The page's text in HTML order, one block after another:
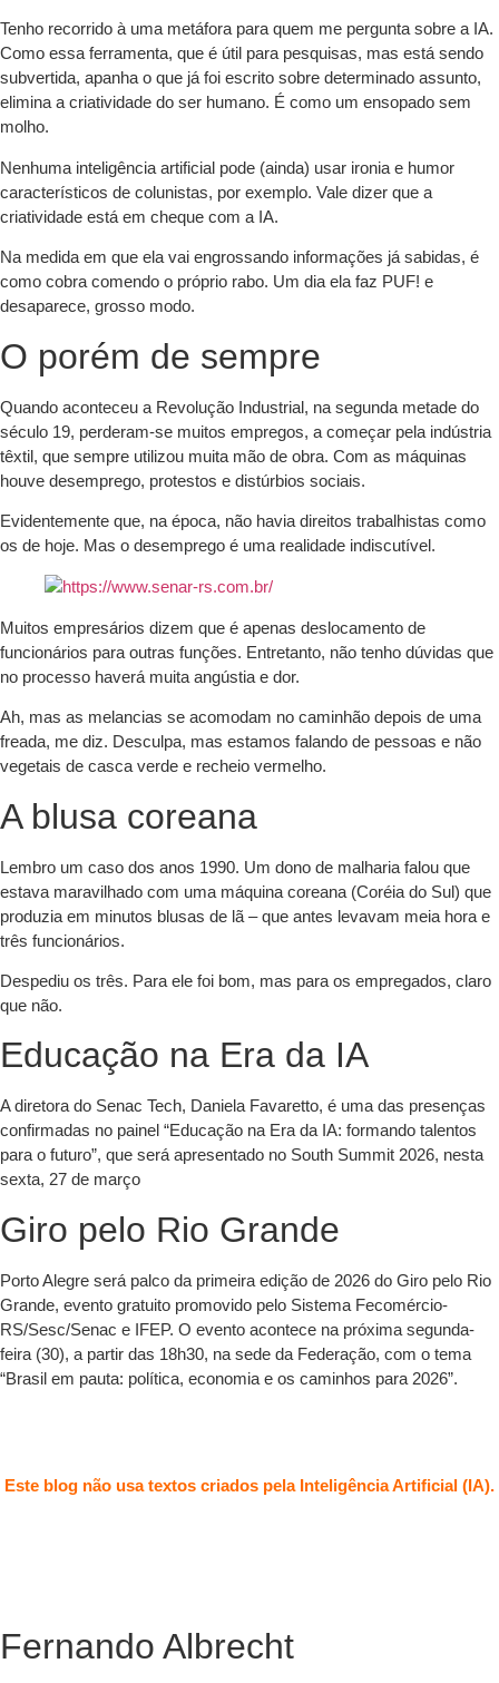
Tenho recorrido à uma metáfora para quem me pergunta sobre a IA.
Como essa ferramenta, que é útil para pesquisas, mas está sendo
subvertida, apanha o que já foi escrito sobre determinado assunto,
elimina a criatividade do ser humano. É como um ensopado sem
molho.
Nenhuma inteligência artificial pode (ainda) usar ironia e humor
característicos de colunistas, por exemplo. Vale dizer que a
criatividade está em cheque com a IA.
Na medida em que ela vai engrossando informações já sabidas, é
como cobra comendo o próprio rabo. Um dia ela faz PUF! e
desaparece, grosso modo.
O porém de sempre
Quando aconteceu a Revolução Industrial, na segunda metade do
século 19, perderam-se muitos empregos, a começar pela indústria
têxtil, que sempre utilizou muita mão de obra. Com as máquinas
houve desemprego, protestos e distúrbios sociais.
Evidentemente que, na época, não havia direitos trabalhistas como
os de hoje. Mas o desemprego é uma realidade indiscutível.
Muitos empresários dizem que é apenas deslocamento de
funcionários para outras funções. Entretanto, não tenho dúvidas que
no processo haverá muita angústia e dor.
Ah, mas as melancias se acomodam no caminhão depois de uma
freada, me diz. Desculpa, mas estamos falando de pessoas e não
vegetais de casca verde e recheio vermelho.
A blusa coreana
Lembro um caso dos anos 1990. Um dono de malharia falou que
estava maravilhado com uma máquina coreana (Coréia do Sul) que
produzia em minutos blusas de lã – que antes levavam meia hora e
três funcionários.
Despediu os três. Para ele foi bom, mas para os empregados, claro
que não.
Educação na Era da IA
A diretora do Senac Tech, Daniela Favaretto, é uma das presenças
confirmadas no painel “Educação na Era da IA: formando talentos
para o futuro”, que será apresentado no South Summit 2026, nesta
sexta, 27 de março
Giro pelo Rio Grande
Porto Alegre será palco da primeira edição de 2026 do Giro pelo Rio
Grande, evento gratuito promovido pelo Sistema Fecomércio-
RS/Sesc/Senac e IFEP. O evento acontece na próxima segunda-
feira (30), a partir das 18h30, na sede da Federação, com o tema
“Brasil em pauta: política, economia e os caminhos para 2026”.
Este blog não usa textos criados pela Inteligência Artificial (IA).
Fernando Albrecht